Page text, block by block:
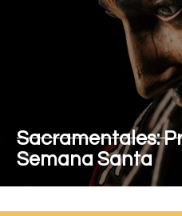
Motivación
Adviento
Liturgia Devoción
Sacramentales:
Semana Santa